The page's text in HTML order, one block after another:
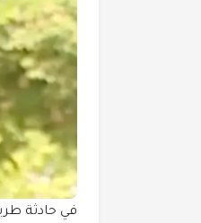
في حادثة